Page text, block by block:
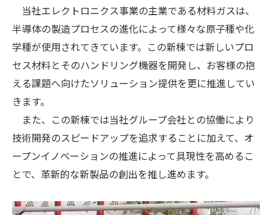
当社エレクトロニクス事業の主業である材料ガスは、
半導体の製造プロセスの進化によって様々な原子種や化
学種が使用されてきています。この新棟では新しいプロ
セス材料とそのハンドリング機器を開発し、お客様の抱
える課題へ向けたソリューション提供を更に推進してい
きます。
また、この新棟では当社グループ会社との協働により
技術開発のスピードアップを追求することに加えて、オ
ープンイノベーションの推進によって具現性を高めるこ
とで、革新的な新製品の創出を推し進めます。